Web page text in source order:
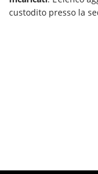
custodito presso la